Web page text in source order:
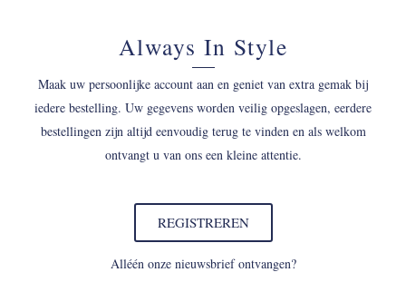
Always In Style
Maak uw persoonlijke account aan en geniet van extra gemak bij
iedere bestelling. Uw gegevens worden veilig opgeslagen, eerdere
bestellingen zijn altijd eenvoudig terug te vinden en als welkom
ontvangt u van ons een kleine attentie.
REGISTREREN
Alléén onze nieuwsbrief ontvangen?